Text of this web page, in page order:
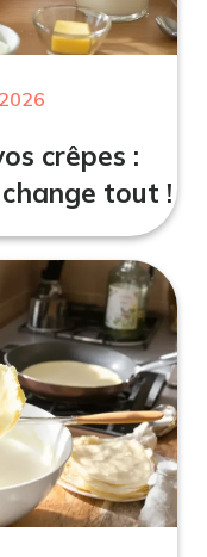
crêpes :
tout !